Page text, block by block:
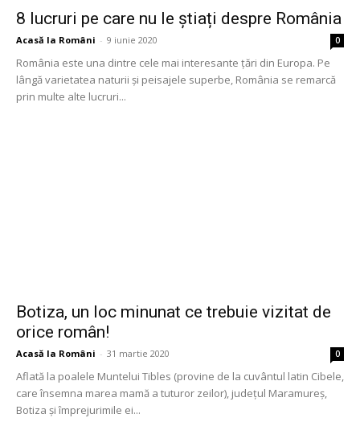
8 lucruri pe care nu le știați despre România
Acasă la Români - 9 iunie 2020 0
România este una dintre cele mai interesante țări din Europa. Pe
lângă varietatea naturii și peisajele superbe, România se remarcă
prin multe alte lucruri...
Botiza, un loc minunat ce trebuie vizitat de
orice român!
Acasă la Români - 31 martie 2020 0
Aflată la poalele Muntelui Tibles (provine de la cuvântul latin Cibele,
care însemna marea mamă a tuturor zeilor), județul Maramureș,
Botiza și împrejurimile ei...